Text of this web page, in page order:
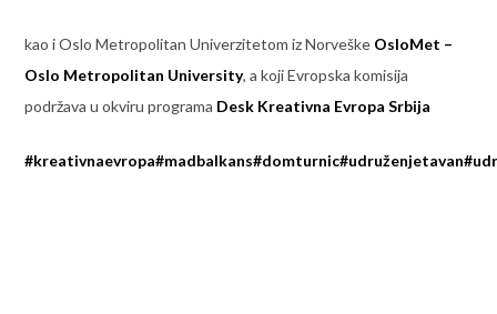
kao iOslo Metropolitan Univerzitetom iz Norveške OsloMet –
Oslo Metropolitan University, a koji Evropska komisija
podržava u okviru programa Desk Kreativna Evropa Srbija
#kreativnaevropa#madbalkans#domturnic#udruženjetavan